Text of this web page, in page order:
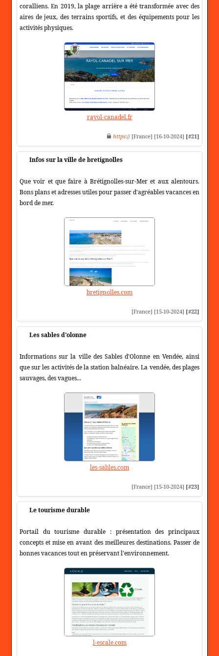
coralliens. En 2019, la plage arrière a été transformée avec des
aires de jeux, des terrains sportifs, et des équipements pour les
activités physiques.
rayol-canadel.fr
https:// [France] [16-10-2024] [#21]
Infos sur la ville de bretignolles
Que voir et que faire à Brétignolles-sur-Mer et aux alentours.
Bons plans et adresses utiles pour passer d'agréables vacances en
bord de mer.
bretignolles.com
[France] [15-10-2024] [#22]
Les sables d'olonne
Informations sur la ville des Sables d'Olonne en Vendée, ainsi
que sur les activités de la station balnéaire. La vendée, des plages
sauvages, des vagues...
les-sables.com
[France] [15-10-2024] [#23]
Le tourisme durable
Portail du tourisme durable : présentation des principaux
concepts et mise en avant des meilleures destinations. Passer de
bonnes vacances tout en préservant l'environnement.
l-escale.com